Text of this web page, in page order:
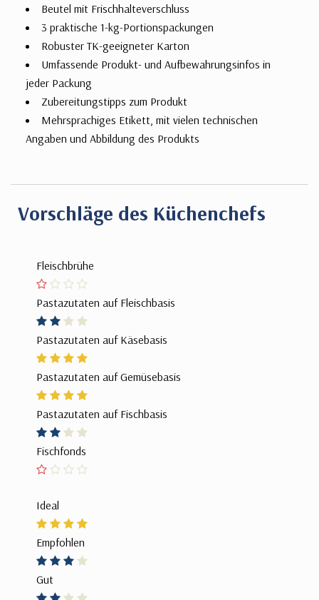
Beutel mit Frischhalteverschluss
3 praktische 1-kg-Portionspackungen
Robuster TK-geeigneter Karton
Umfassende Produkt- und Aufbewahrungsinfos in
jeder Packung
Zubereitungstipps zum Produkt
Mehrsprachiges Etikett, mit vielen technischen
Angaben und Abbildung des Produkts
Vorschläge des Küchenchefs
Fleischbrühe
Pastazutaten auf Fleischbasis
Pastazutaten auf Käsebasis
Pastazutaten auf Gemüsebasis
Pastazutaten auf Fischbasis
Fischfonds
Ideal
Empfohlen
Gut